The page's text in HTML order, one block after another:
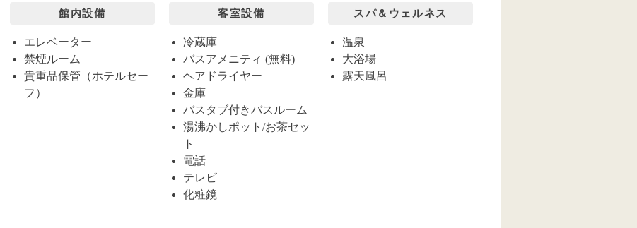
館内設備
エレベーター
禁煙ルーム
貴重品保管（ホテルセー
フ）
客室設備
冷蔵庫
バスアメニティ (無料)
ヘアドライヤー
金庫
バスタブ付きバスルーム
湯沸かしポット/お茶セッ
ト
電話
テレビ
化粧鏡
スパ＆ウェルネス
温泉
大浴場
露天風呂